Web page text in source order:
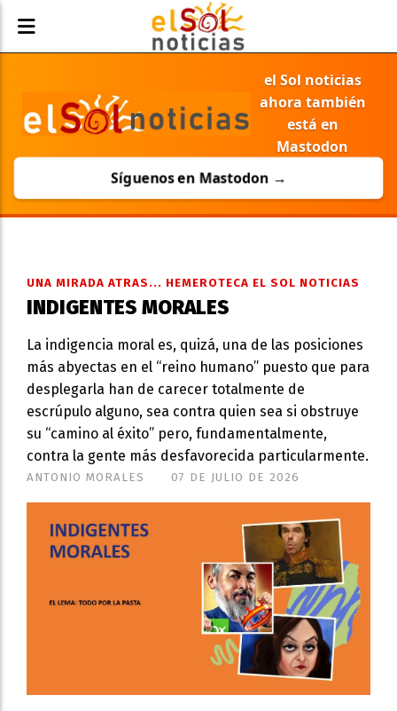
el Sol noticias
ahora también
está en
Mastodon
Síguenos en Mastodon →
INDIGENTES MORALES
La indigencia moral es, quizá, una de las posiciones
más abyectas en el “reino humano” puesto que para
desplegarla han de carecer totalmente de
escrúpulo alguno, sea contra quien sea si obstruye
su “camino al éxito” pero, fundamentalmente,
contra la gente más desfavorecida particularmente.
UNA MIRADA ATRAS... HEMEROTECA EL SOL NOTICIAS
07 DE JULIO DE 2026
ANTONIO MORALES